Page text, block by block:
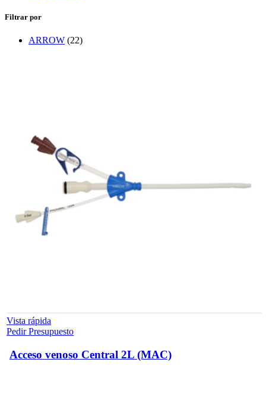
Filtrar por
ARROW (22)
Vista rápida
Pedir Presupuesto
Acceso venoso Central 2L (MAC)